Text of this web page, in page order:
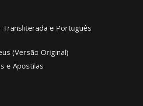
Transliterada e Português
(Versão Original)
e Apostilas